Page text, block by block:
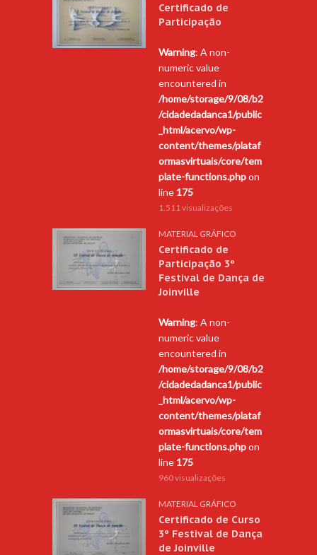
Certificado de
Participação
Warning: A non-
numeric value
encountered in
/home/storage/9/08/b2
/cidadedadanca1/public
_html/acervo/wp-
content/themes/plataf
ormasvirtuais/core/tem
plate-functions.phpon
line 175
1.511 visualizações
MATERIAL GRÁFICO
Certificado de
Participação 3º
Festival de Dança de
Joinville
Warning: A non-
numeric value
encountered in
/home/storage/9/08/b2
/cidadedadanca1/public
_html/acervo/wp-
content/themes/plataf
ormasvirtuais/core/tem
plate-functions.phpon
line 175
960 visualizações
MATERIAL GRÁFICO
Certificado de Curso
3º Festival de Dança
de Joinville